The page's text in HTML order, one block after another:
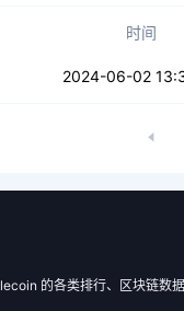
时间
2024-06-02
的各类排行、区块链数